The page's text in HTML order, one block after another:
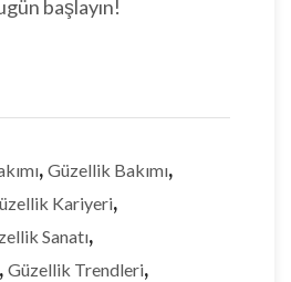
başlayın!
, Güzellik Bakımı,
Kariyeri,
Sanatı,
, Güzellik Trendleri,